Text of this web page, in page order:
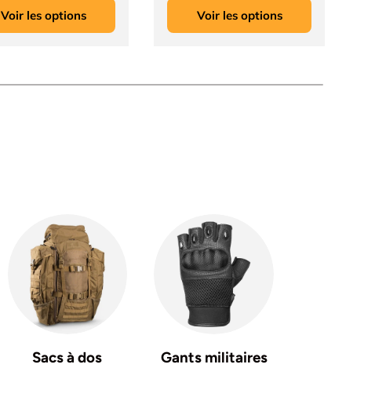
Voir les options Voir les options
Sacs à dos Gants militaires